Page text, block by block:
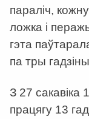
параліч,
ложка і
гэта
па тры
З 27 сакавіка
працягу 13